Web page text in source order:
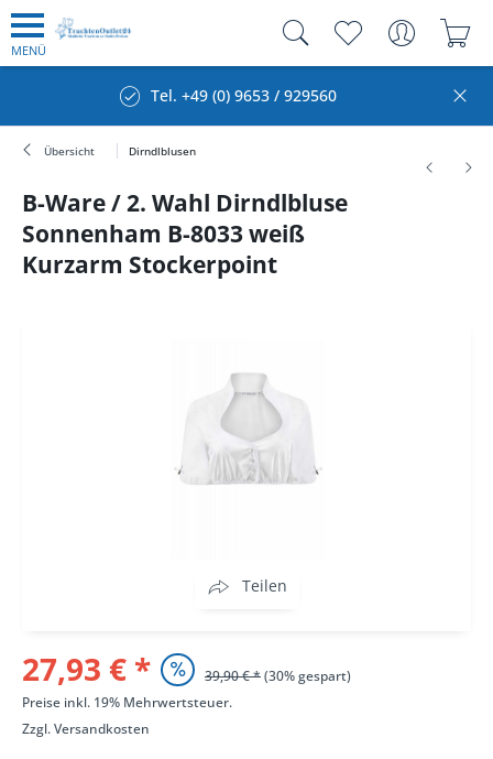
MENÜ
Tel. +49 (0) 9653 / 929560
Übersicht Dirndlblusen
B-Ware / 2. Wahl Dirndlbluse
Sonnenham B-8033 weiß
Kurzarm Stockerpoint
Teilen
27,93 € * 39,90 € *(30% gespart)
Preise inkl. 19% Mehrwertsteuer.
Zzgl.Versandkosten